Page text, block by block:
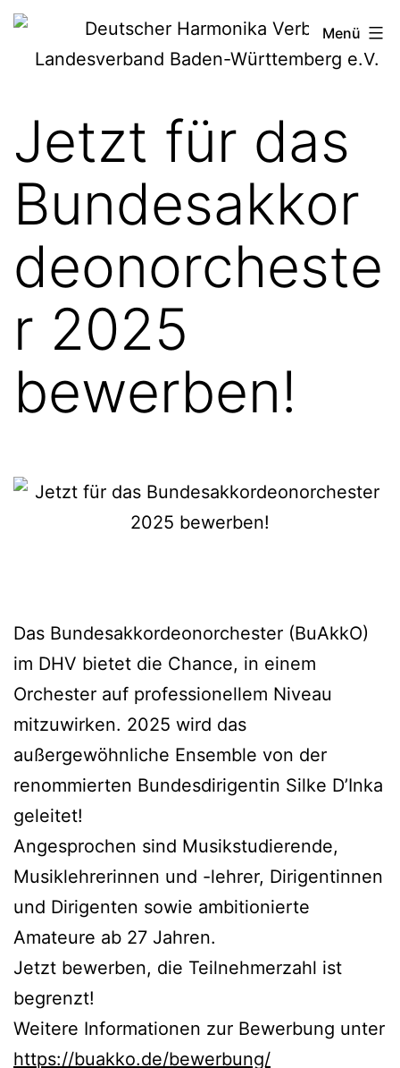
Zum
Deutscher
Harmonika-
Menü
Jetzt für das
Bundesakkor
deonorcheste
r 2025
bewerben!
Das Bundesakkordeonorchester (BuAkkO)
im DHV bietet die Chance, in einem
Orchester auf professionellem Niveau
mitzuwirken. 2025 wird das
außergewöhnliche Ensemble von der
renommierten Bundesdirigentin Silke D’Inka
geleitet!
Angesprochen sind Musikstudierende,
Musiklehrerinnen und -lehrer, Dirigentinnen
und Dirigenten sowie ambitionierte
Amateure ab 27 Jahren.
Jetzt bewerben, die Teilnehmerzahl ist
begrenzt!
Weitere Informationen zur Bewerbung unter
https://buakko.de/bewerbung/